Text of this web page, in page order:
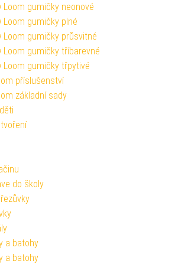
Loom gumičky neonové
Loom gumičky plné
Loom gumičky průsvitné
Loom gumičky tříbarevné
Loom gumičky třpytivé
příslušenství
základní sady
do školy
a batohy
a batohy